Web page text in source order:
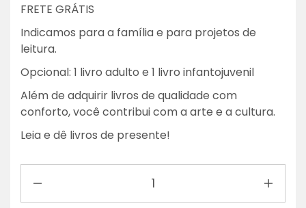
FRETE GRÁTIS
Indicamos para a família e para projetos de
leitura.
Opcional: 1 livro adulto e 1 livro infantojuvenil
Além de adquirir livros de qualidade com
conforto, você contribui com a arte e a cultura.
Leia e dê livros de presente!